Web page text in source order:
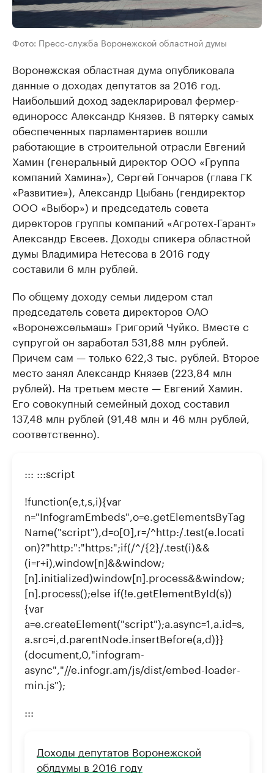
Фото: Пресс-служба Воронежской областной думы
Воронежская областная дума опубликовала
данные о доходах депутатов за 2016 год.
Наибольший доход задекларировал фермер-
единоросс Александр Князев. В пятерку самых
обеспеченных парламентариев вошли
работающие в строительной отрасли Евгений
Хамин (генеральный директор ООО «Группа
компаний Хамина»), Сергей Гончаров (глава ГК
«Развитие»), Александр Цыбань (гендиректор
ООО «Выбор») и председатель совета
директоров группы компаний «Агротех-Гарант»
Александр Евсеев. Доходы спикера областной
думы Владимира Нетесова в 2016 году
составили 6 млн рублей.
По общему доходу семьи лидером стал
председатель совета директоров ОАО
«Воронежсельмаш» Григорий Чуйко. Вместе с
супругой он заработал 531,88 млн рублей.
Причем сам — только 622,3 тыс. рублей. Второе
место занял Александр Князев (223,84 млн
рублей). На третьем месте — Евгений Хамин.
Его совокупный семейный доход составил
137,48 млн рублей (91,48 млн и 46 млн рублей,
соответственно).
::: :::script
!function(e,t,s,i){var
n="InfogramEmbeds",o=e.getElementsByTag
Name("script"),d=o[0],r=/^http:/.test(e.locati
on)?"http:":"https:";if(/^/{2}/.test(i)&&
(i=r+i),window[n]&&window;
[n].initialized)window[n].process&&window;
[n].process();else if(!e.getElementById(s))
{var
a=e.createElement("script");a.async=1,a.id=s,
a.src=i,d.parentNode.insertBefore(a,d)}}
(document,0,"infogram-
async","//e.infogr.am/js/dist/embed-loader-
min.js");
:::
Доходы депутатов Воронежской
облдумы в 2016 году